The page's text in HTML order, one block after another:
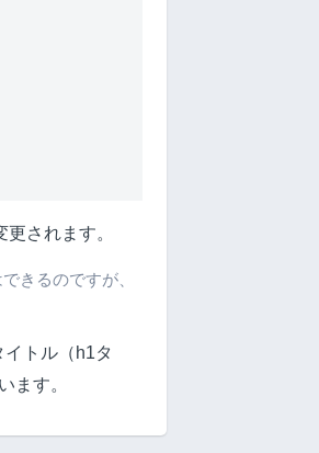
されます。
きるのですが、
トル（h1タ
ます。